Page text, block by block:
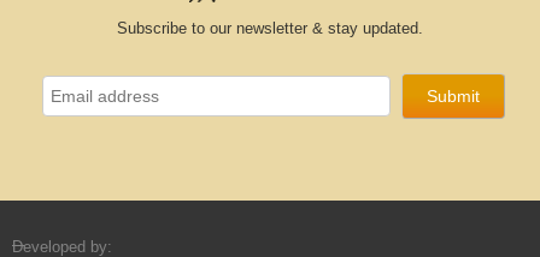
Subscribe to our newsletter & stay updated.
Developed by: